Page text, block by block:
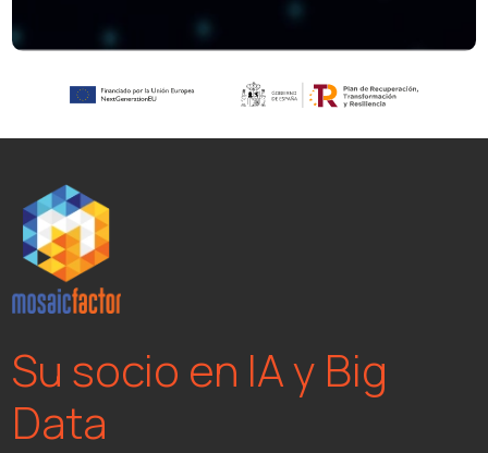
Su socio en IA y Big
Data